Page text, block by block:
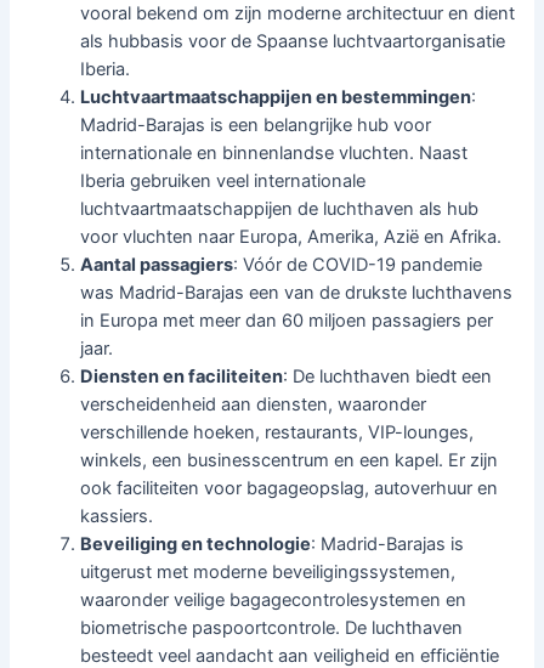
vooral bekend om zijn moderne architectuur en dient
als hubbasis voor de Spaanse luchtvaartorganisatie
Iberia.
Luchtvaartmaatschappijen en bestemmingen:
Madrid-Barajas is een belangrijke hub voor
internationale en binnenlandse vluchten. Naast
Iberia gebruiken veel internationale
luchtvaartmaatschappijen de luchthaven als hub
voor vluchten naar Europa, Amerika, Azië en Afrika.
Aantal passagiers: Vóór de COVID-19 pandemie
was Madrid-Barajas een van de drukste luchthavens
in Europa met meer dan 60 miljoen passagiers per
jaar.
Diensten en faciliteiten: De luchthaven biedt een
verscheidenheid aan diensten, waaronder
verschillende hoeken, restaurants, VIP-lounges,
winkels, een businesscentrum en een kapel. Er zijn
ook faciliteiten voor bagageopslag, autoverhuur en
kassiers.
Beveiliging en technologie: Madrid-Barajas is
uitgerust met moderne beveiligingssystemen,
waaronder veilige bagagecontrolesystemen en
biometrische paspoortcontrole. De luchthaven
besteedt veel aandacht aan veiligheid en efficiëntie